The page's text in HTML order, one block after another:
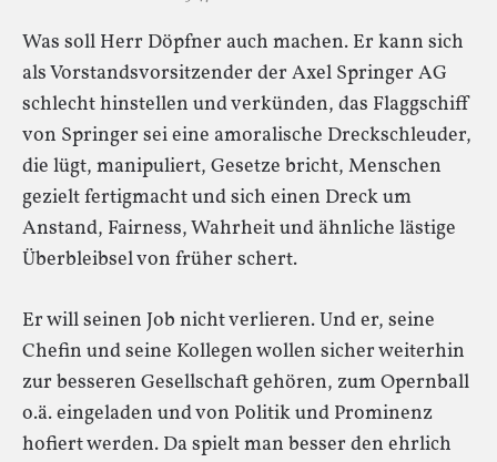
Was soll Herr Döpfner auch machen. Er kann sich
als Vorstandsvorsitzender der Axel Springer AG
schlecht hinstellen und verkünden, das Flaggschiff
von Springer sei eine amoralische Dreckschleuder,
die lügt, manipuliert, Gesetze bricht, Menschen
gezielt fertigmacht und sich einen Dreck um
Anstand, Fairness, Wahrheit und ähnliche lästige
Überbleibsel von früher schert.
Er will seinen Job nicht verlieren. Und er, seine
Chefin und seine Kollegen wollen sicher weiterhin
zur besseren Gesellschaft gehören, zum Opernball
o.ä. eingeladen und von Politik und Prominenz
hofiert werden. Da spielt man besser den ehrlich